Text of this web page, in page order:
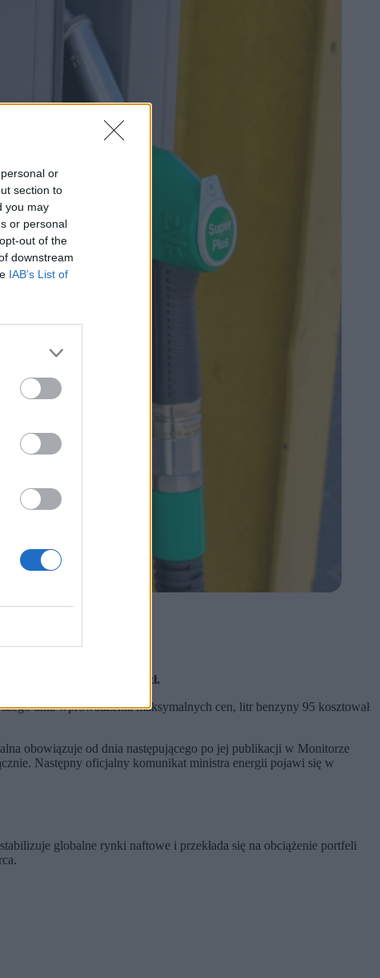
or
section to
you may
or personal
out of the
downstream
IAB’s List of
napędowy do 6,85 zł.
roboczy.
finansowa do 1 mln zł.
dnia wprowadzenia maksymalnych cen, litr benzyny 95 kosztował
obowiązuje od dnia następującego po jej publikacji w Monitorze
Następny oficjalny komunikat ministra energii pojawi się w
globalne rynki naftowe i przekłada się na obciążenie portfeli